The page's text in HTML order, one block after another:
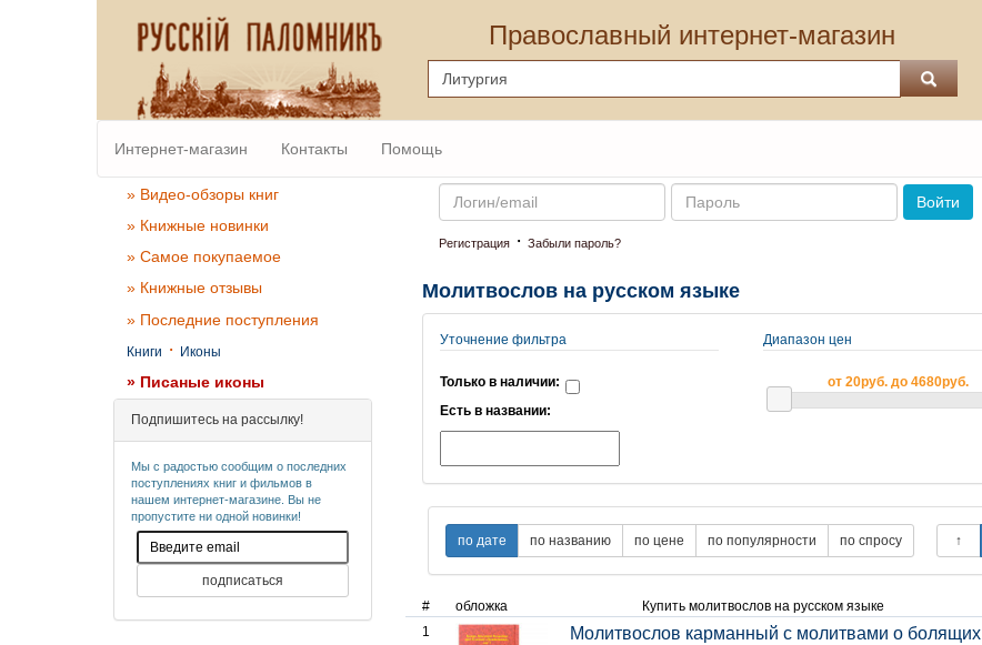
Православный интернет-магазин
Интернет-магазин Контакты Помощь
» Видео-обзоры книг
» Книжные новинки
» Самое покупаемое
» Книжные отзывы
» Последние поступления
Книги · Иконы
» Писаные иконы
Подпишитесь на рассылку!
Мы с радостью сообщим о последних
поступлениях книг и фильмов в
нашем интернет-магазине. Вы не
пропустите ни одной новинки!
Email Пароль
Войти
Регистрация· Забыли пароль?
Молитвослов на русском языке
Уточнение фильтра
Только в наличии:
Есть в названии:
Диапазон цен
от 20руб. до 4680руб.
# обложка Купить молитвослов на русском языке
1
Молитвослов карманный с молитвами о болящих